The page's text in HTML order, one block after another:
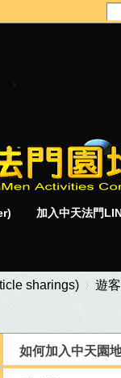
加入中天法門
sharings)
›
遊
如何加入中天園